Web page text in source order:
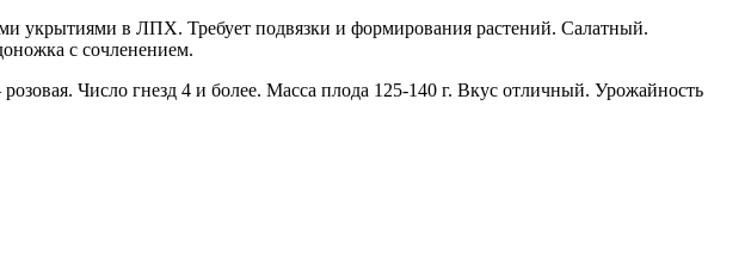
укрытиями в ЛПХ. Требует подвязки и формирования растений. Салатный.
с сочленением.
Число гнезд 4 и более. Масса плода 125-140 г. Вкус отличный. Урожайность